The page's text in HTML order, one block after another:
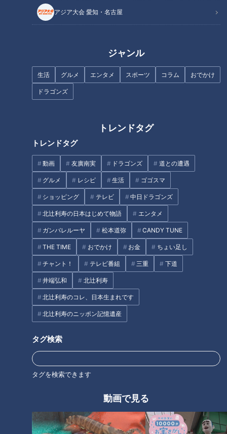
アジア大会 愛知・名古屋
ジャンル
生活 グルメ エンタメ スポーツ コラム おでかけ
ドラゴンズ
トレンドタグ
トレンドタグ
動画 友廣南実 ドラゴンズ 道との遭遇
グルメ レシピ 生活 ゴゴスマ
ショッピング テレビ 中日ドラゴンズ
北辻利寿の日本はじめて物語 エンタメ
ガンバレルーヤ 松本道弥 CANDY TUNE
THE TIME おでかけ お金 ちょい足し
チャント！ テレビ番組 三重 下道
井端弘和 北辻利寿
北辻利寿のコレ、日本生まれです
北辻利寿のニッポン記憶遺産
タグ検索
タグを検索できます
動画で見る
【第3区】結果速報（北陸実業団）
【第2区】結果速報（中部実業団）
【第1区】結果速報（北陸実業団）
第65回中部・第55回北陸実業団駅伝 最終オーダー
オススメ関連コンテンツ
【中部実業団連盟 出場チーム】
トヨタ紡織A / トヨタ自動車A / トーエネック / 愛知製鋼 / NTN
/ 愛三工業 / 中央発條 / 御殿場滝ケ原自衛隊 / I.A.R.C
【北陸実業団連盟 出場チーム】
YKK / セキノ興産 / Finth / 高田自衛隊
【オープン参加】
トヨタ紡織B / トヨタ自動車B / 中部連盟選抜 / 中京大学
【第7区】最終結果速報（中部実業団）
1位 トヨタ紡織A 3時間54分00秒 (区間34分08秒)
2位 トヨタ自動車A 3時間54分57秒 (区間34分22秒)
3位 愛三工業 3時間56分12秒 (区間34分40秒)
4位 愛知製鋼 3時間57分33秒 (区間34分47秒)
5位 中央発條 3時間57分40秒 (区間35分05秒)
6位 ＮＴＮ 3時間58分17秒 (区間35分32秒)
7位 トーエネック 4時間00分35秒 (区間34分55秒)
8位 御殿場滝ケ原自衛隊 繰 4時間16分05秒 (区間38分13